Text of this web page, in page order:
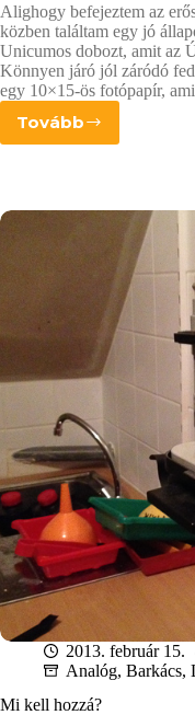
Alighogy befejeztem az
közben találtam egy jó
Unicumos dobozt, amit az
Könnyen járó jól záródó
egy 10×15-ös fotópapír,
TovábbUnicum
előkészületek
2013. február 15.
Analóg, Barkács,
Mi kell hozzá?